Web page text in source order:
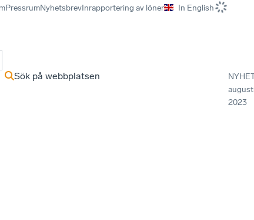
PressrumNyhetsbrevInrapportering av löner In English
Sök på webbplatsen
2023